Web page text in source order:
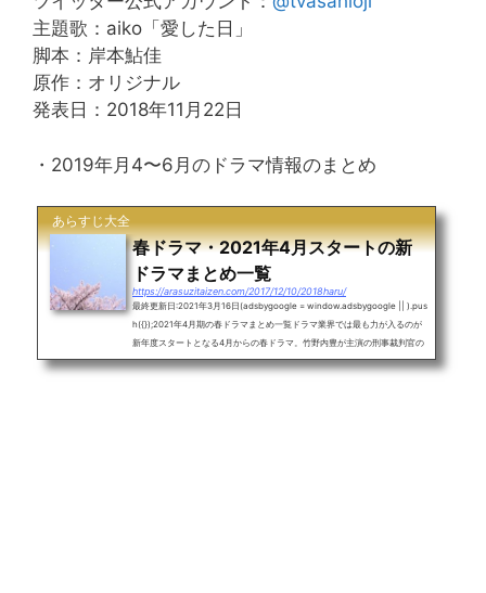
主題歌：aiko「愛した日」
脚本：岸本鮎佳
原作：オリジナル
発表日：2018年11月22日
・2019年月4〜6月のドラマ情報のまとめ
あらすじ大全
春ドラマ・2021年4月スタートの新
ドラマまとめ一覧
https://arasuzitaizen.com/2017/12/10/2018haru/
最終更新日:2021年3月16日(adsbygoogle = window.adsbygoogle || ).pus
h({});2021年4月期の春ドラマまとめ一覧ドラマ業界では最も力が入るのが
新年度スタートとなる4月からの春ドラマ。竹野内豊が主演の刑事裁判官の
物語がフジの月9でスタート。木曜日には鈴木亮平が主演の恋愛ドラマ。石